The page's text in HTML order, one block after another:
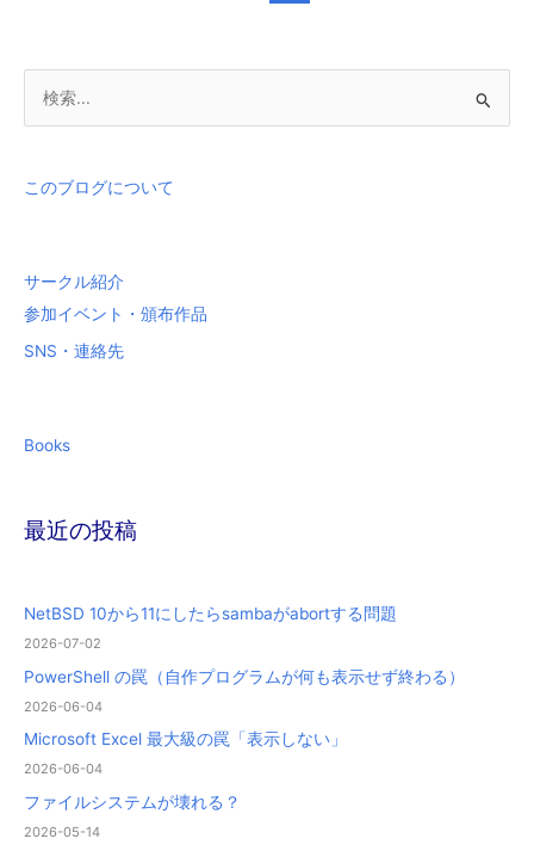
象
このブログについて
サークル紹介
参加イベント・頒布作品
SNS・連絡先
Books
最近の投稿
NetBSD 10から11にしたらsambaがabortする問題
2026-07-02
PowerShell の罠（自作プログラムが何も表示せず終わる）
2026-06-04
Microsoft Excel 最大級の罠「表示しない」
2026-06-04
ファイルシステムが壊れる？
2026-05-14